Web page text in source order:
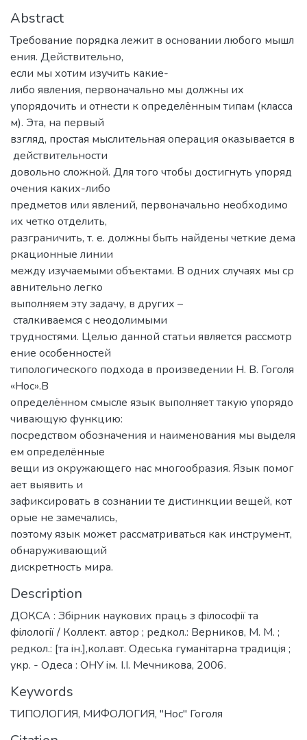
Abstract
Требование порядка лежит в основании любого мышл
ения. Действительно,
если мы хотим изучить какие-
либо явления, первоначально мы должны их
упорядочить и отнести к определённым типам (класса
м). Эта, на первый
взгляд, простая мыслительная операция оказывается в
действительности
довольно сложной. Для того чтобы достигнуть упоряд
очения каких-либо
предметов или явлений, первоначально необходимо
их четко отделить,
разграничить, т. е. должны быть найдены четкие дема
ркационные линии
между изучаемыми объектами. В одних случаях мы ср
авнительно легко
выполняем эту задачу, в других –
сталкиваемся с неодолимыми
трудностями. Целью данной статьи является рассмотр
ение особенностей
типологического подхода в произведении Н. В. Гоголя
«Нос».В
определённом смысле язык выполняет такую упорядо
чивающую функцию:
посредством обозначения и наименования мы выделя
ем определённые
вещи из окружающего нас многообразия. Язык помог
ает выявить и
зафиксировать в сознании те дистинкции вещей, кот
орые не замечались,
поэтому язык может рассматриваться как инструмент,
обнаруживающий
дискретность мира.
Description
ДОКСА : Збiрник наукових праць з фiлософiї та
фiлологiї / Коллект. автор ; редкол.: Верников, М. М. ;
редкол.: [та iн.],кол.авт. Одеська гуманiтарна традицiя ;
укр. - Одеса : ОНУ iм. I.I. Мечникова, 2006.
Keywords
ТИПОЛОГИЯ, МИФОЛОГИЯ, "Нос" Гоголя